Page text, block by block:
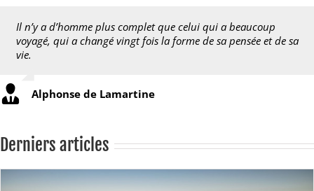
Il n’y a d’homme plus complet que celui qui a beaucoup
voyagé, qui a changé vingt fois la forme de sa pensée et de sa
vie.
Alphonse de Lamartine
Derniers articles